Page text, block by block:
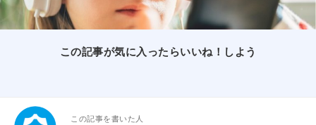
この記事が気に入ったらいいね！しよう
この記事を書いた人